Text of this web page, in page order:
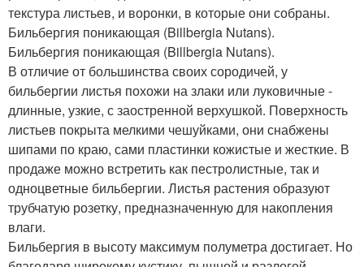
текстура листьев, и воронки, в которые они собраны.
Бильбергия поникающая (Billbergia Nutans).
Бильбергия поникающая (Billbergia Nutans).
В отличие от большинства своих сородичей, у
бильбергии листья похожи на злаки или луковичные -
длинные, узкие, с заостренной верхушкой. Поверхность
листьев покрыта мелкими чешуйками, они снабжены
шипами по краю, сами пластинки кожистые и жесткие. В
продаже можно встретить как пестролистные, так и
одноцветные бильбергии. Листья растения образуют
трубчатую розетку, предназначенную для накопления
влаги.
Бильбергия в высоту максимум полуметра достигает. Но